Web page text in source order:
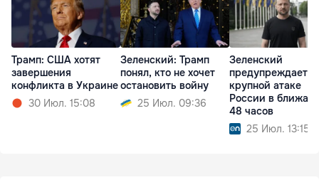
Трамп: США хотят
завершения
конфликта в Украине
30 Июл. 15:08
Зеленский: Трамп
понял, кто не хочет
остановить войну
25 Июл. 09:36
Зеленский
предупреждает о
крупной атаке
России в
48 часов
25 Июл. 13:15